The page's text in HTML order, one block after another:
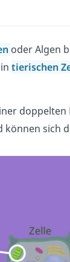
oder Algen
tierischen
können sich